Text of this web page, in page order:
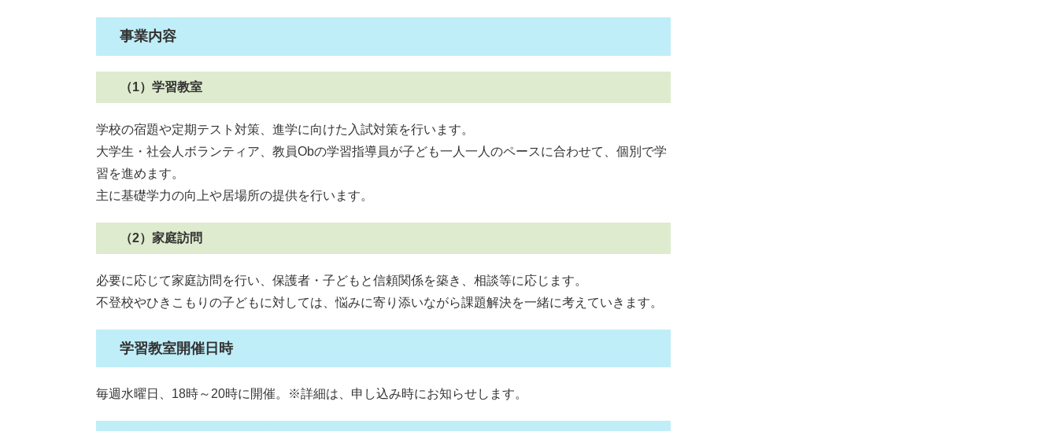
事業内容
（1）学習教室
学校の宿題や定期テスト対策、進学に向けた入試対策を行います。
大学生・社会人ボランティア、教員Obの学習指導員が子ども一人一人のペースに合わせて、個別で学
習を進めます。
主に基礎学力の向上や居場所の提供を行います。
（2）家庭訪問
必要に応じて家庭訪問を行い、保護者・子どもと信頼関係を築き、相談等に応じます。
不登校やひきこもりの子どもに対しては、悩みに寄り添いながら課題解決を一緒に考えていきます。
学習教室開催日時
毎週水曜日、18時～20時に開催。※詳細は、申し込み時にお知らせします。